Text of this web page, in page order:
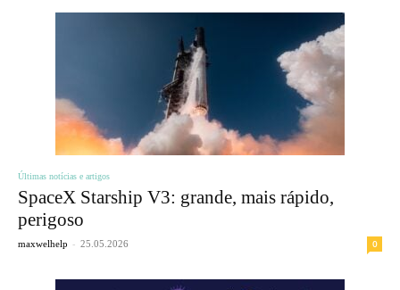
Últimas notícias e artigos
SpaceX Starship V3: grande, mais rápido,
perigoso
maxwelhelp - 25.05.2026 0